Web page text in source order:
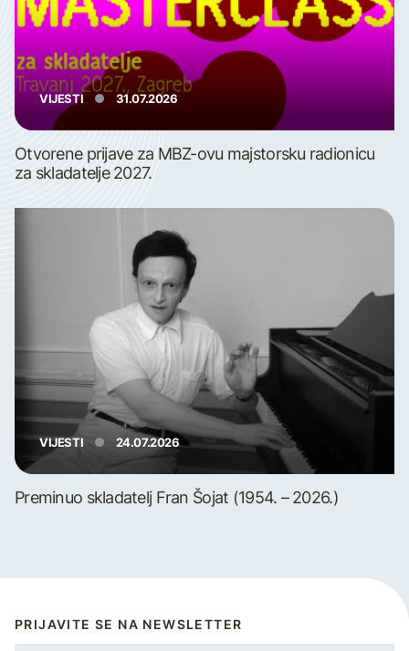
VIJESTI 31.07.2026
Otvorene prijave za MBZ-ovu majstorsku radionicu
za skladatelje 2027.
VIJESTI 24.07.2026
Preminuo skladatelj Fran Šojat (1954. – 2026.)
PRIJAVITE SE NA NEWSLETTER